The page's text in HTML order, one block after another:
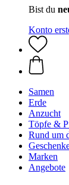
Bist du
Konto
Samen
Erde
Anzucht
Töpfe &
Rund um
Marken
Angebote